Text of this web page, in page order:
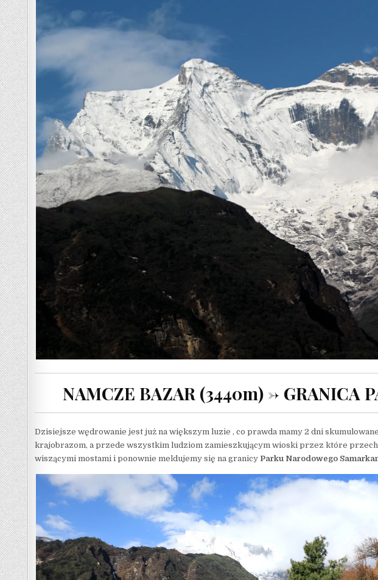
NAMCZE BAZAR (3440m) -> GRANICA
Dzisiejsze wędrowanie jest już na większym luzie , co prawda mamy 2 dni
krajobrazom, a przede wszystkim ludziom zamieszkującym wioski przez które
wiszącymi mostami i ponownie meldujemy się na granicy Parku Narodowego